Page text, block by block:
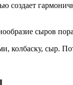
создает
сыров
колбаску, сыр.